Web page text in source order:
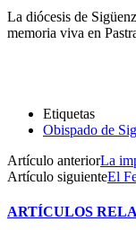
La diócesis de
memoria viva en
Etiquetas
Obispado de
Artículo anteriorLa
Artículo siguienteEl
ARTÍCULOS